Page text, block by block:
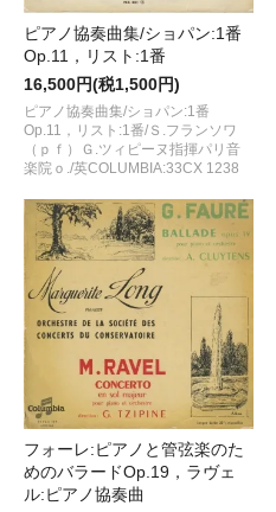
ピアノ協奏曲集/ショパン:1番
Op.11，リスト:1番
16,500円(税1,500円)
ピアノ協奏曲集/ショパン:1番
Op.11，リスト:1番/Ｓ.フランソワ
（ｐｆ）Ｇ.ツィピーヌ指揮パリ音
楽院ｏ./英COLUMBIA:33CX 1238
フォーレ:ピアノと管弦楽のた
めのバラードOp.19，ラヴェ
ル:ピアノ協奏曲